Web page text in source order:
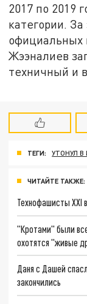
2017 по 2019
категории.
официальных
Жээналиев
техничный и
ТЕГИ: УТОНУЛ В
ЧИТАЙТЕ ТАКЖЕ:
Технофашисты XXI
"Кротами" были
охотятся "живые
Даня с Дашей
закончились